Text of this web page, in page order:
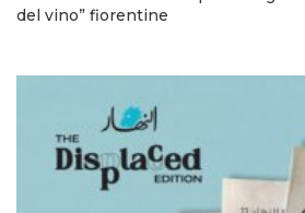
del vino” fiorentine